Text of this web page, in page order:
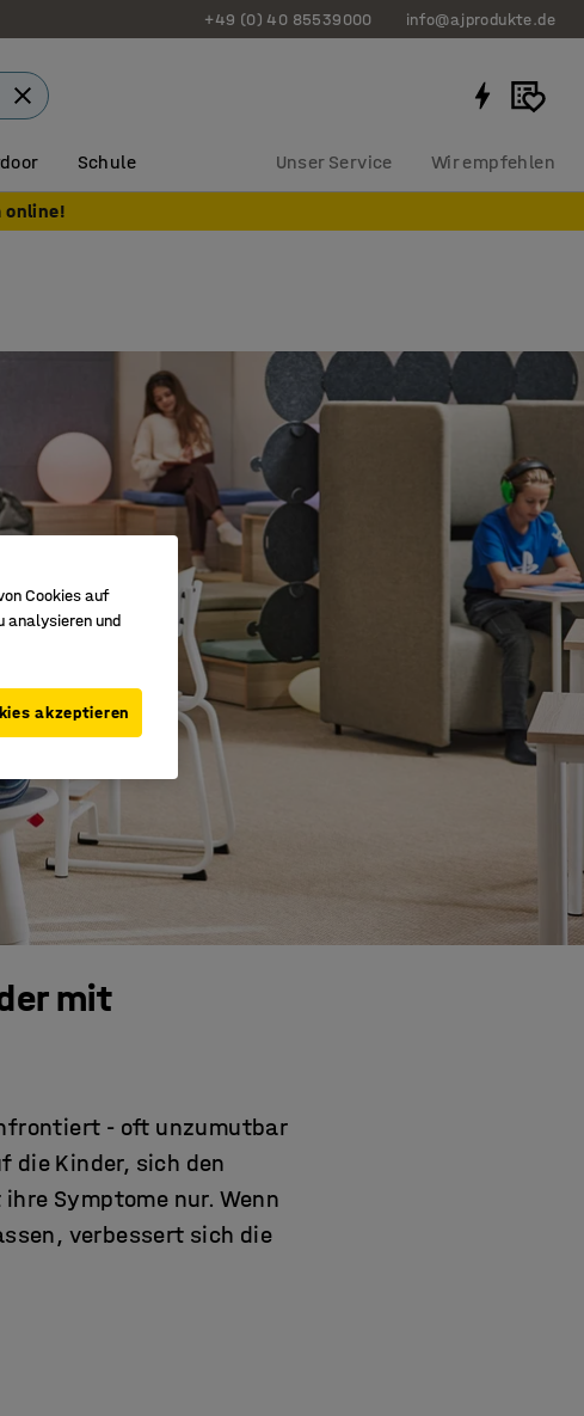
+49 (0) 40 85539000 info@ajprodukte.de
Schule Unser Service Wir empfehlen
online!
mit
- oft unzumutbar
die Kinder, sich den
Symptome nur. Wenn
verbessert sich die
Cookies auf
analysieren und
akzeptieren